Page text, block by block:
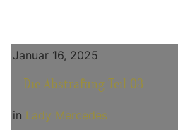
Januar 16, 2025
Die Abstrafung Teil 03
in Lady Mercedes